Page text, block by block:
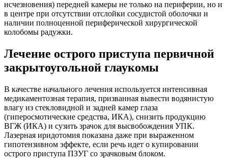
исчезновения) передней камеры не только на периферии, но и
в центре при отсутствии отслойки сосудистой оболочки и
наличии полноценной периферической хирургической
колобомы радужки.
Лечение острого приступа первичной
закрытоугольной глаукомы
В качестве начального лечения используется интенсивная
медикаментозная терапия, призванная вывести водянистую
влагу из стекловидной и задней камер глаза
(гиперосмотические средства, ИКА), снизить продукцию
ВГЖ (ИКА) и сузить зрачок для высвобождения УПК.
Лазерная иридотомия показана даже при выраженном
гипотензивном эффекте, если речь идет о купировании
острого приступа ПЗУГ со зрачковым блоком.